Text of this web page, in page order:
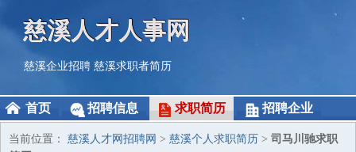
慈溪人才人事网
慈溪企业招聘 慈溪求职者简历
首页 招聘信息 求职简历 招聘企业
当前位置： 慈溪人才网招聘网 > 慈溪个人求职简历 > 司马川驰求职